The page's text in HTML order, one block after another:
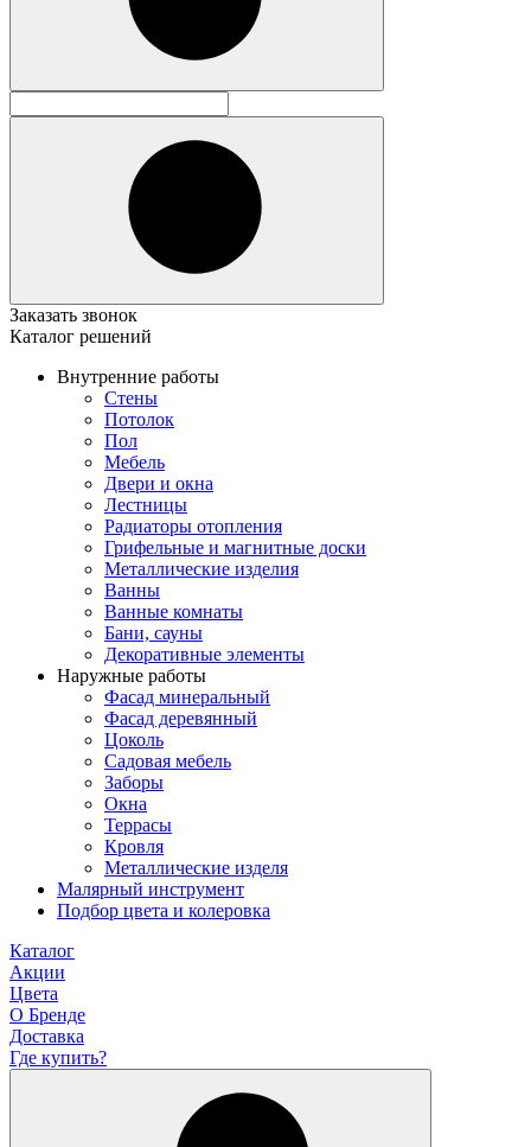
Заказать звонок
Каталог решений
Внутренние работы
Стены
Потолок
Пол
Мебель
Двери и окна
Лестницы
Радиаторы отопления
Грифельные и магнитные доски
Металлические изделия
Ванны
Ванные комнаты
Бани, сауны
Декоративные элементы
Наружные работы
Фасад минеральный
Фасад деревянный
Цоколь
Садовая мебель
Заборы
Окна
Террасы
Кровля
Металлические изделя
Малярный инструмент
Подбор цвета и колеровка
Каталог
Акции
Цвета
О Бренде
Доставка
Где купить?